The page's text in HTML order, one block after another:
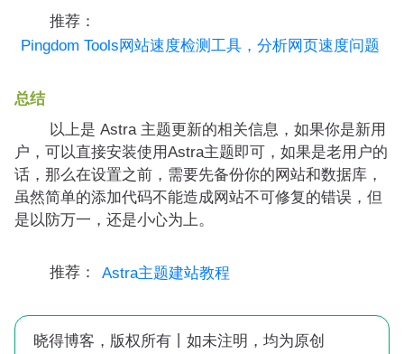
推荐：
Pingdom Tools网站速度检测工具，分析网页速度问题
总结
以上是 Astra 主题更新的相关信息，如果你是新用
户，可以直接安装使用Astra主题即可，如果是老用户的
话，那么在设置之前，需要先备份你的网站和数据库，
虽然简单的添加代码不能造成网站不可修复的错误，但
是以防万一，还是小心为上。
推荐： Astra主题建站教程
晓得博客，版权所有丨如未注明，均为原创